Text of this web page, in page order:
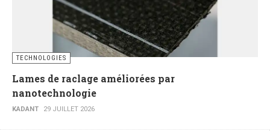
TECHNOLOGIES
Lames de raclage améliorées par
nanotechnologie
KADANT 29 JUILLET 2026